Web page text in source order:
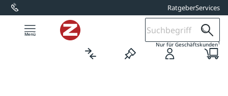
springen RatgeberServices
Nur für Geschäftskunden1